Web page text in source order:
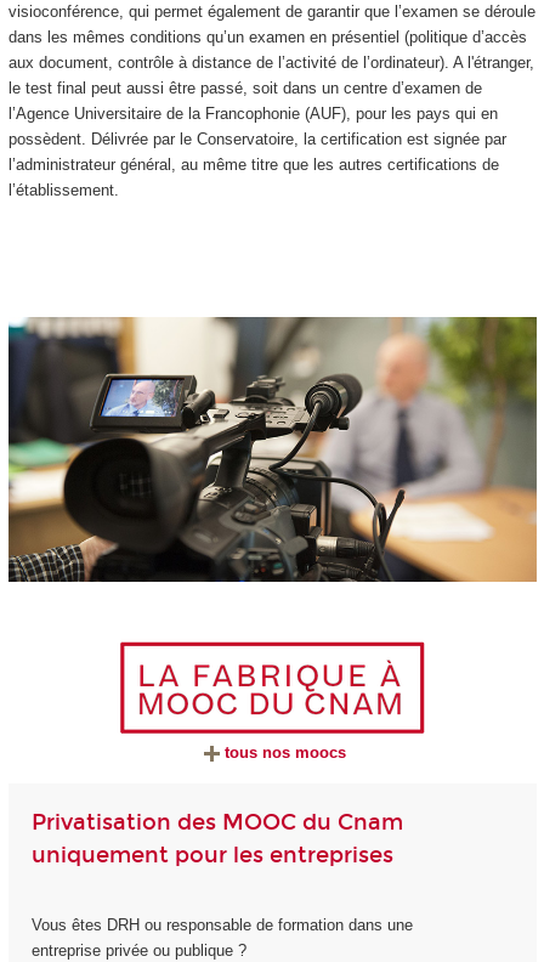
visioconférence, qui permet également de garantir que l’examen se déroule
dans les mêmes conditions qu’un examen en présentiel (politique d’accès
aux document, contrôle à distance de l’activité de l’ordinateur). A l'étranger,
le test final peut aussi être passé, soit dans un centre d’examen de
l’Agence Universitaire de la Francophonie (AUF), pour les pays qui en
possèdent. Délivrée par le Conservatoire, la certification est signée par
l’administrateur général, au même titre que les autres certifications de
l’établissement.
tous nos moocs
Privatisation des MOOC du Cnam
uniquement pour les entreprises
Vous êtes DRH ou responsable de formation dans une
entreprise privée ou publique ?